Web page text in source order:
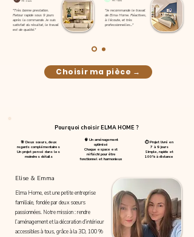
"Très bonne prestation.
Retour rapide sous 9 jours
après la commande. Je suis
satisfait du résultat, le travail
est de qualité."
"Je recommande le travail
de Elma Home. Réactives,
à l’écoute, et très
professionnelles..."
Choisir ma pièce →
Pourquoi choisir ELMA HOME ?
🎯 Deux sœurs, deux
regards complémentaires
Un projet pensé dans les
moindres détails
🧠 Un aménagement
optimisé
Chaque espace est
réfléchi pour être
fonctionnel et harmonieux
⏱️ Projet livré en
7 à 9 jours
Simple, rapide et
100% à distance
Elma Home, est une petite entreprise
familiale, fondée par deux sœurs
passionnées. Notre mission : rendre
l’aménagement et la décoration d’intérieur
accessibles à tous, grâce à la 3D, 100 %
Elise & Emma